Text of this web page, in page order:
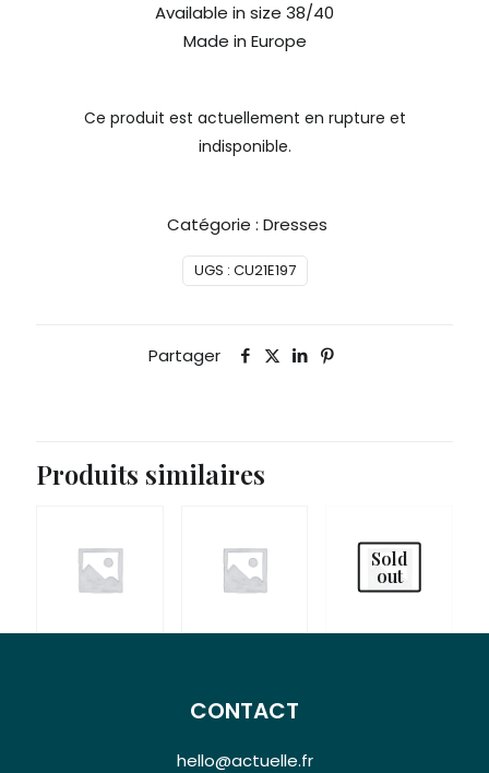
Available in size 38/40
Made in Europe
Ce produit est actuellement en rupture et
indisponible.
UGS : CU21E197
Catégorie : Dresses
Partager
Produits similaires
Sold
out
CONTACT
hello@actuelle.fr